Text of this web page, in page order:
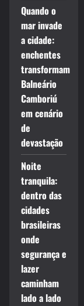
Quando o
mar invade
a cidade:
enchentes
transformam
Balneário
Camboriú
em cenário
de
devastação
Noite
tranquila:
dentro das
cidades
brasileiras
onde
segurança e
lazer
caminham
lado a lado